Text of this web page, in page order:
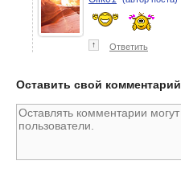
↑ Ответить
Оставить свой комментарий